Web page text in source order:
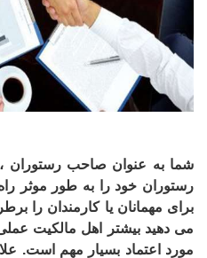
شما به عنوان صاحب رستوران ،
رستوران خود را به طور موثر
برای مهمانان یا کارمندان را
می دهید بیشتر اهل مالکیت
مورد اعتماد بسیار مهم است.